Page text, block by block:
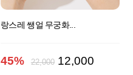
랑스레 쌩얼 무궁화...
45% 22,000 12,000